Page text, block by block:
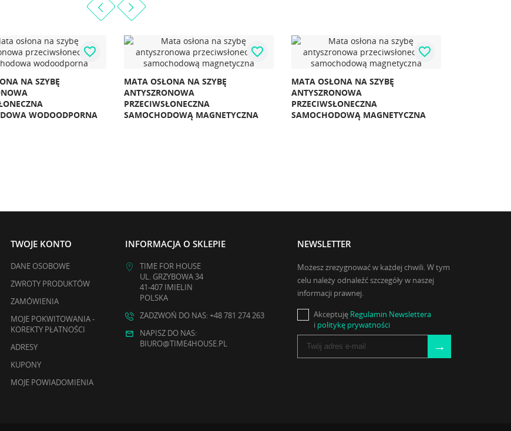
favorite_border
MATA OSŁONA NA SZYBĘ
PRZECIWSŁONECZNA
SAMOCHODOWĄ MAGNETYCZNA
favorite_border
MATA OSŁONA NA SZYBĘ
PRZECIWSŁONECZNA
SAMOCHODOWĄ MAGNETYCZNA
favorite_border
OSŁONA ZASŁONA SZYBY DO
KURTYNA MAGNETYCZNA
PRZECIWSŁONECZNA JELENIE
TWOJE KONTO
DANE OSOBOWE
ZWROTY PRODUKTÓW
ZAMÓWIENIA
MOJE POKWITOWANIA -
KOREKTY PŁATNOŚCI
ADRESY
KUPONY
MOJE POWIADOMIENIA
INFORMACJA O SKLEPIE
TIME FOR HOUSE
UL. GRZYBOWA 34
41-407 IMIELIN
POLSKA
ZADZWOŃ DO NAS: +48 781 274 263
NAPISZ DO NAS:
BIURO@TIME4HOUSE.PL
NEWSLETTER
Możesz zrezygnować w każdej chwili. W tym
celu należy odnaleźć szczegóły w naszej
informacji prawnej.
Akceptuję Regulamin Newslettera
i politykę prywatności